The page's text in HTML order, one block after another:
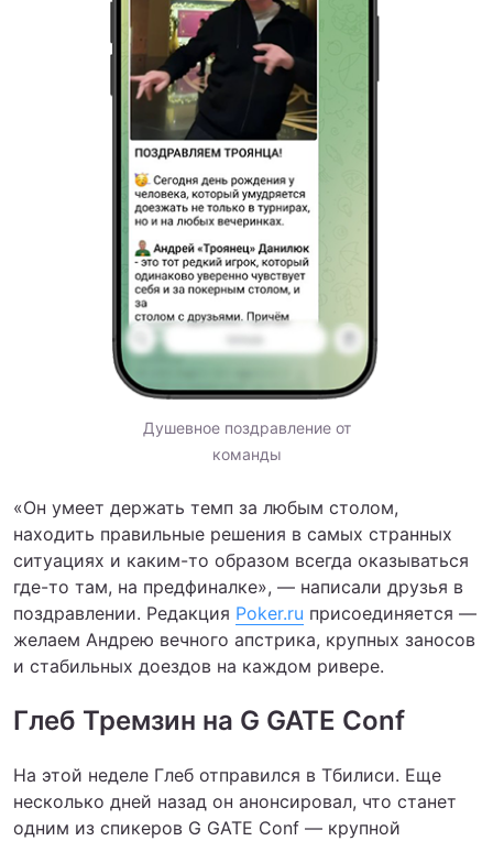
Душевное поздравление от
команды
«Он умеет держать темп за любым столом,
находить правильные решения в самых странных
ситуациях и каким-то образом всегда оказываться
где-то там, на предфиналке», — написали друзья в
поздравлении. Редакция Poker.ru присоединяется —
желаем Андрею вечного апстрика, крупных заносов
и стабильных доездов на каждом ривере.
Глеб Тремзин на G GATE Conf
На этой неделе Глеб отправился в Тбилиси. Еще
несколько дней назад он анонсировал, что станет
одним из спикеров G GATE Conf — крупной